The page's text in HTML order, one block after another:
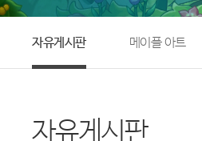
자유게시판 메이플 아트
자유게시판